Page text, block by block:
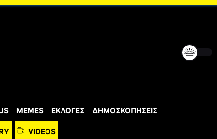
MEMES ΕΚΛΟΓΕΣ ΔΗΜΟΣΚΟΠΗΣΕΙΣ
VIDEOS